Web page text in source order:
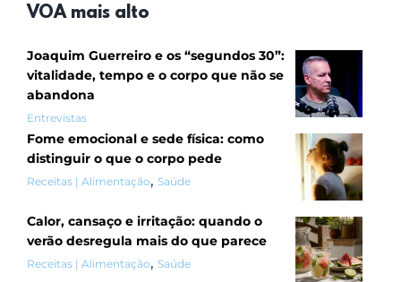
VOA mais alto
Joaquim Guerreiro e os “segundos 30”:
vitalidade, tempo e o corpo que não se
abandona
Entrevistas
Fome emocional e sede física: como
distinguir o que o corpo pede
Receitas | Alimentação, Saúde
Calor, cansaço e irritação: quando o
verão desregula mais do que parece
Receitas | Alimentação, Saúde